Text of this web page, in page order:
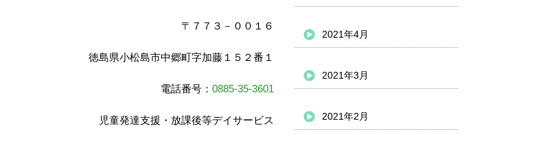
〒７７３－００１６
徳島県小松島市中郷町字加藤１５２番１
電話番号： 0885-35-3601
児童発達支援・放課後等デイサービス
2021年4月
2021年3月
2021年2月